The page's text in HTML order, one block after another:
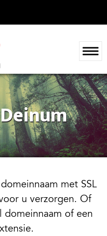
met SSL
u verzorgen. Of
domeinnaam of een